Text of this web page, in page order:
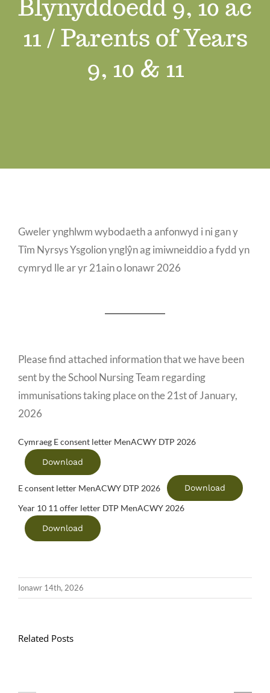
Swyddi Gwag
Cyswllt
Blynyddoedd 9, 10 ac
11 / Parents of Years
9, 10 & 11
Gweler ynghlwm wybodaeth a anfonwyd i ni gan y
Tîm Nyrsys Ysgolion ynglŷn ag imiwneiddio a fydd yn
cymryd lle ar yr 21ain o Ionawr 2026
Please find attached information that we have been
sent by the School Nursing Team regarding
immunisations taking place on the 21st of January,
2026
Cymraeg E consent letter MenACWY DTP 2026
Download
E consent letter MenACWY DTP 2026 Download
Year 10 11 offer letter DTP MenACWY 2026
Download
Ionawr 14th, 2026
Related Posts